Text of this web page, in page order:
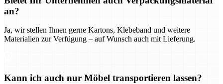
an?
Ja, wir stellen Ihnen gerne Kartons, Klebeband und weitere
Materialien zur Verfügung – auf Wunsch auch mit Lieferung.
Kann ich auch nur Möbel transportieren lassen?